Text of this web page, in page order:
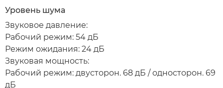
Уровень шума
Звуковое давление:
Рабочий режим: 54 дБ
Режим ожидания: 24 дБ
Звуковая мощность:
Рабочий режим: двусторон. 68 дБ / односторон. 69
дБ